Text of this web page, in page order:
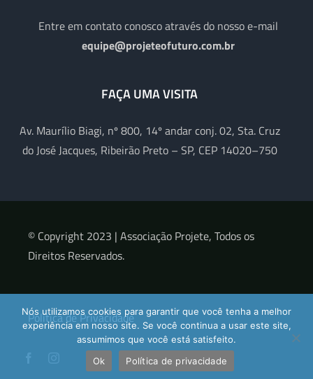
Entre em contato conosco através do nosso e-mail
equipe@projeteofuturo.com.br
FAÇA UMA VISITA
Av. Maurílio Biagi, nº 800, 14º andar conj. 02, Sta. Cruz
do José Jacques, Ribeirão Preto – SP, CEP 14020–750
© Copyright 2023 | Associação Projete, Todos os
Direitos Reservados.
Política de Privacidade
Nós utilizamos cookies para garantir que você tenha a melhor
experiência em nosso site. Se você continua a usar este site,
assumimos que você está satisfeito.
Ok
Política de privacidade